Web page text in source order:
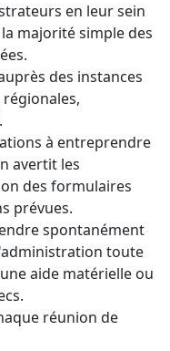
en leur sein
majorité simple des
des instances
à entreprendre
avertit les
des formulaires
prévues.
spontanément
toute
aide matérielle ou
réunion de